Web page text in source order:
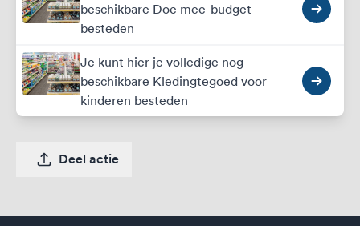
beschikbare Doe mee-budget
besteden
Je kunt hier je volledige nog
beschikbare Kledingtegoed voor
kinderen besteden
Deel actie